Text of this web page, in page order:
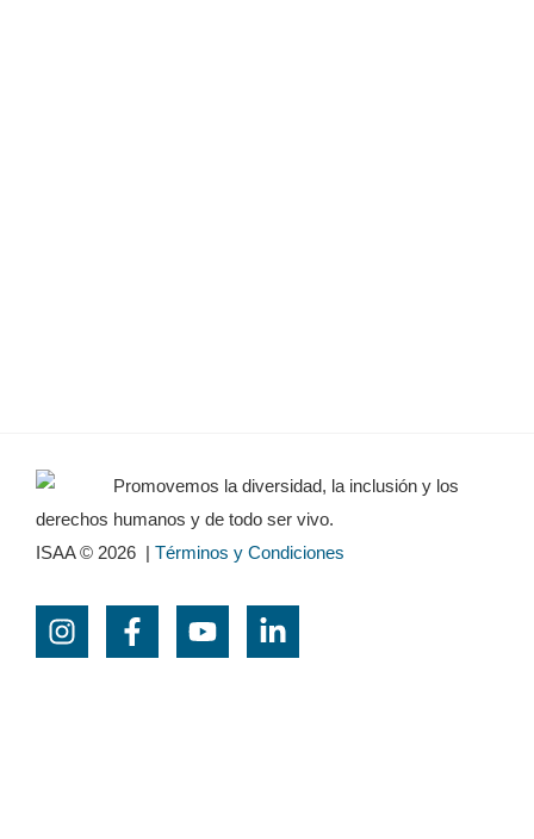
Promovemos la diversidad, la inclusión y los
derechos humanos y de todo ser vivo.
ISAA © 2026 | Términos y Condiciones